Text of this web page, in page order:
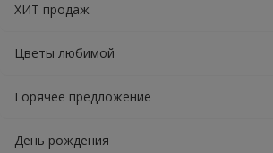
ХИТ продаж
Цветы любимой
Горячее предложение
День рождения